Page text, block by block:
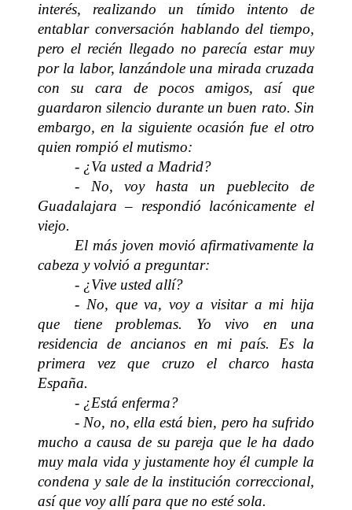
interés, realizando un tímido intento de
entablar conversación hablando del tiempo,
pero el recién llegado no parecía estar muy
por la labor, lanzándole una mirada cruzada
con su cara de pocos amigos, así que
guardaron silencio durante un buen rato. Sin
embargo, en la siguiente ocasión fue el otro
quien rompió el mutismo:
- ¿Va usted a Madrid?
- No, voy hasta un pueblecito de
Guadalajara – respondió lacónicamente el
viejo.
El más joven movió afirmativamente la
cabeza y volvió a preguntar:
- ¿Vive usted allí?
- No, que va, voy a visitar a mi hija
que tiene problemas. Yo vivo en una
residencia de ancianos en mi país. Es la
primera vez que cruzo el charco hasta
España.
- ¿Está enferma?
- No, no, ella está bien, pero ha sufrido
mucho a causa de su pareja que le ha dado
muy mala vida y justamente hoy él cumple la
condena y sale de la institución correccional,
así que voy allí para que no esté sola.